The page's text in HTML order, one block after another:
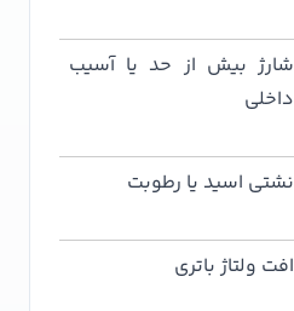
شارژ بیش از حد یا آسیب
داخلی
نشتی اسید یا رطوبت
افت ولتاژ باتری